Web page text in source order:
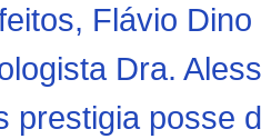
Flávio
Dra.
prestigia posse